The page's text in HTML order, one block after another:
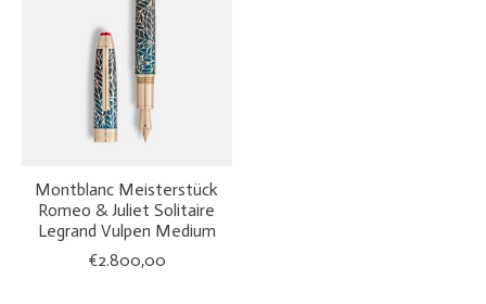
Montblanc Meisterstück
Romeo & Juliet Solitaire
Legrand Vulpen Medium
€2.800,00